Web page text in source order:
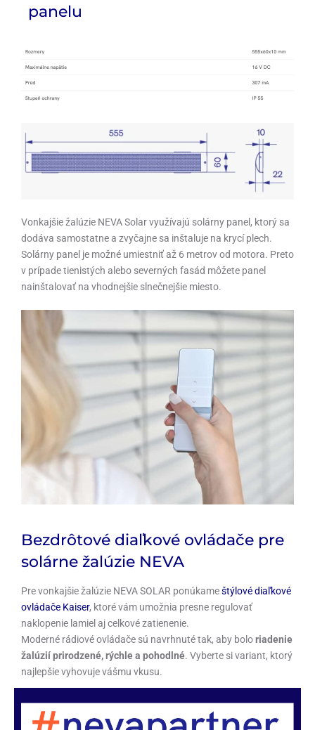
panelu
Vonkajšie žalúzie NEVA Solar využívajú solárny panel, ktorý sa
dodáva samostatne a zvyčajne sa inštaluje na krycí plech.
Solárny panel je možné umiestniť až 6 metrov od motora. Preto
v prípade tienistých alebo severných fasád môžete panel
nainštalovať na vhodnejšie slnečnejšie miesto.
Bezdrôtové diaľkové ovládače pre
solárne žalúzie NEVA
Pre vonkajšie žalúzie NEVA SOLAR ponúkameštýlové diaľkové
ovládače Kaiser, ktoré vám umožnia presne regulovať
naklopenie lamiel aj celkové zatienenie.
Moderné rádiové ovládače sú navrhnuté tak, aby boloriadenie
žalúzií prirodzené, rýchle a pohodlné. Vyberte si variant, ktorý
najlepšie vyhovuje vášmu vkusu.